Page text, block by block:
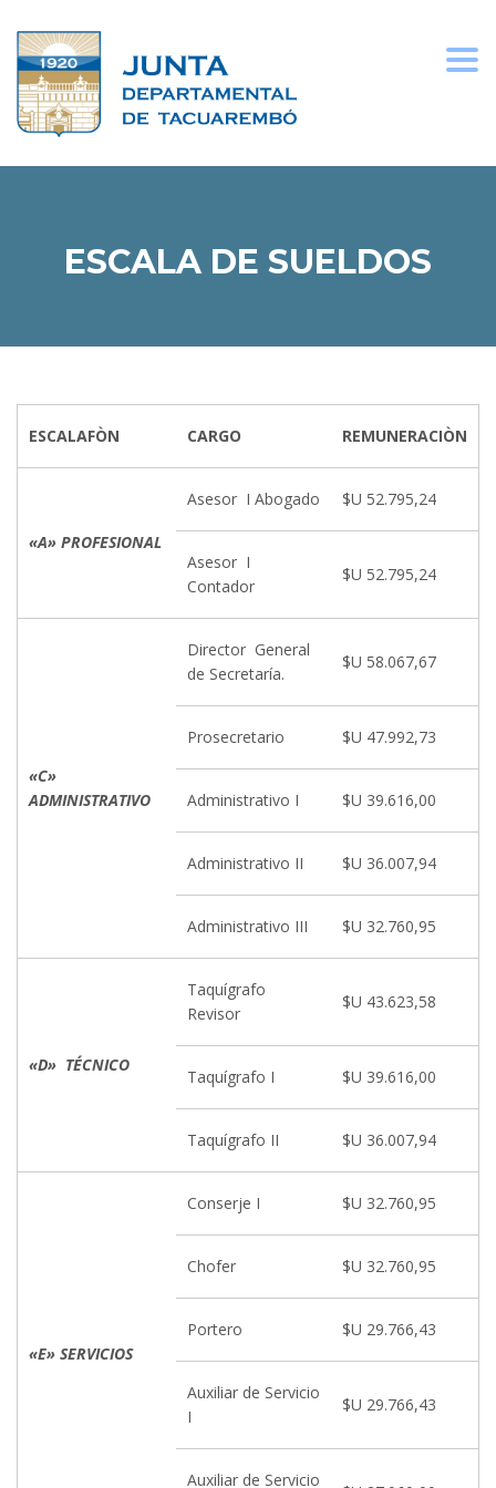
ESCALA DE SUELDOS
ESCALAFÒN CARGO REMUNERACIÒN
«A» PROFESIONAL
Asesor I Abogado $U 52.795,24
Asesor I
Contador
$U 52.795,24
«C»
ADMINISTRATIVO
Director General
de Secretaría.
$U 58.067,67
Prosecretario $U 47.992,73
Administrativo I $U 39.616,00
Administrativo II $U 36.007,94
Administrativo III $U 32.760,95
«D» TÉCNICO
Taquígrafo
Revisor
$U 43.623,58
Taquígrafo I $U 39.616,00
Taquígrafo II $U 36.007,94
«E» SERVICIOS
Conserje I $U 32.760,95
Chofer $U 32.760,95
Portero $U 29.766,43
Auxiliar de Servicio
I
$U 29.766,43
Auxiliar de Servicio